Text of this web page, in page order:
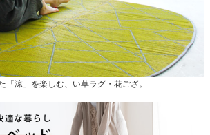
「涼」を楽しむ、い草ラグ・花ござ。